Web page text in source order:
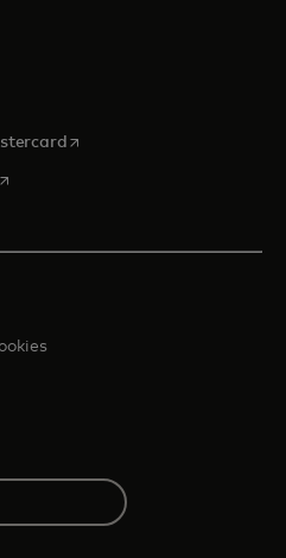
tab
a new tab
in a new tab
opens in a new tab
in a new tab